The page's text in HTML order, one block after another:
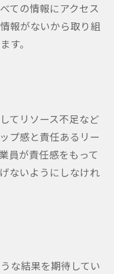
ての情報にアクセス
報がないから取り組
す。
てリソース不足など
プ感と責任あるリー
員が責任感をもって
ないようにしなけれ
な結果を期待してい